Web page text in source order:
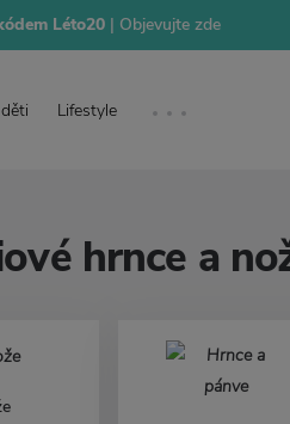
Léto20 | Objevujte zde
Lifestyle
hrnce a